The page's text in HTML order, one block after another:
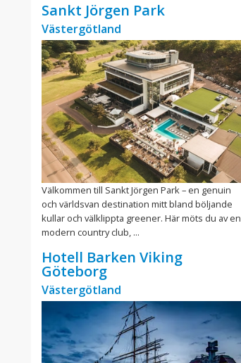
Sankt Jörgen Park
Västergötland
Välkommen till Sankt Jörgen Park – en genuin
och världsvan destination mitt bland böljande
kullar och välklippta greener. Här möts du av en
modern country club, ...
Hotell Barken Viking
Göteborg
Västergötland